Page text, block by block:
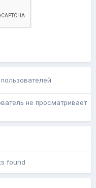
не просматривает
found